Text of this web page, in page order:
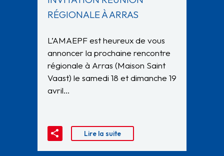
RÉGIONALE À ARRAS
L’AMAEPF est heureux de vous
annoncer la prochaine rencontre
régionale à Arras (Maison Saint
Vaast) le samedi 18 et dimanche 19
avril…
Lire la suite